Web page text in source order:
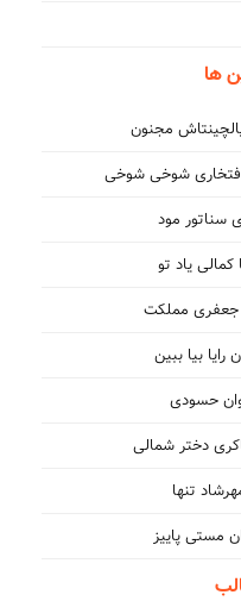
ها
مجنون
افتخاری شوخی شوخی
سناتور مود
کمالی یاد تو
جعفری مملکت
بیا ببین
حسودی
دختر شمالی
تنها
مستی پاییز